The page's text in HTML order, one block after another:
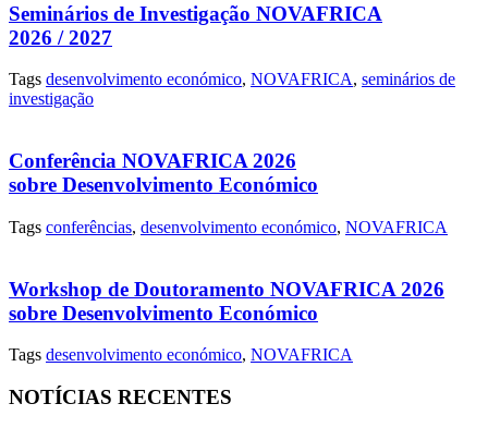
Seminários de Investigação NOVAFRICA
2026 / 2027
Tags desenvolvimento económico, NOVAFRICA, seminários de
investigação
Conferência NOVAFRICA 2026
sobre Desenvolvimento Económico
Tags conferências, desenvolvimento económico, NOVAFRICA
Workshop de Doutoramento NOVAFRICA 2026
sobre Desenvolvimento Económico
Tags desenvolvimento económico, NOVAFRICA
NOTÍCIAS RECENTES